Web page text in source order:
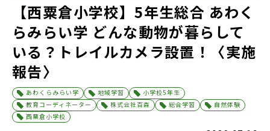
【西粟倉小学校】5年生総合 あわく
らみらい学 どんな動物が暮らして
いる？トレイルカメラ設置！〈実施
報告〉
あわくらみらい学 地域学習
小学校5年生
教育コーディネーター
株式会社百森 総合学習
自然体験
西粟倉小学校